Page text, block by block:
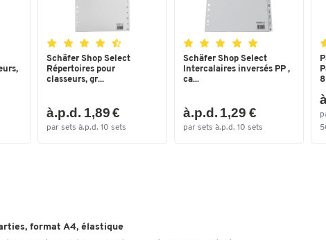
Schäfer Shop Select
Répertoires pour
classeurs, gr...
à.p.d. 1,89 €
par sets à.p.d. 10 sets
Schäfer Shop Select
Intercalaires inversés PP ,
ca...
à.p.d. 1,29 €
par sets à.p.d. 10 sets
format A4, élastique